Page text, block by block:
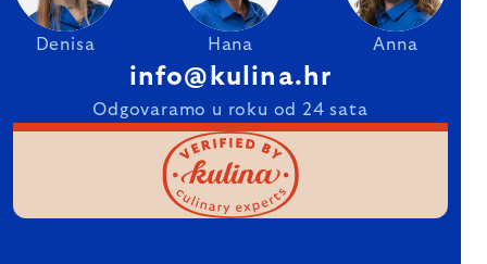
Denisa Hana Anna
info@kulina.hr
Odgovaramo u roku od 24 sata